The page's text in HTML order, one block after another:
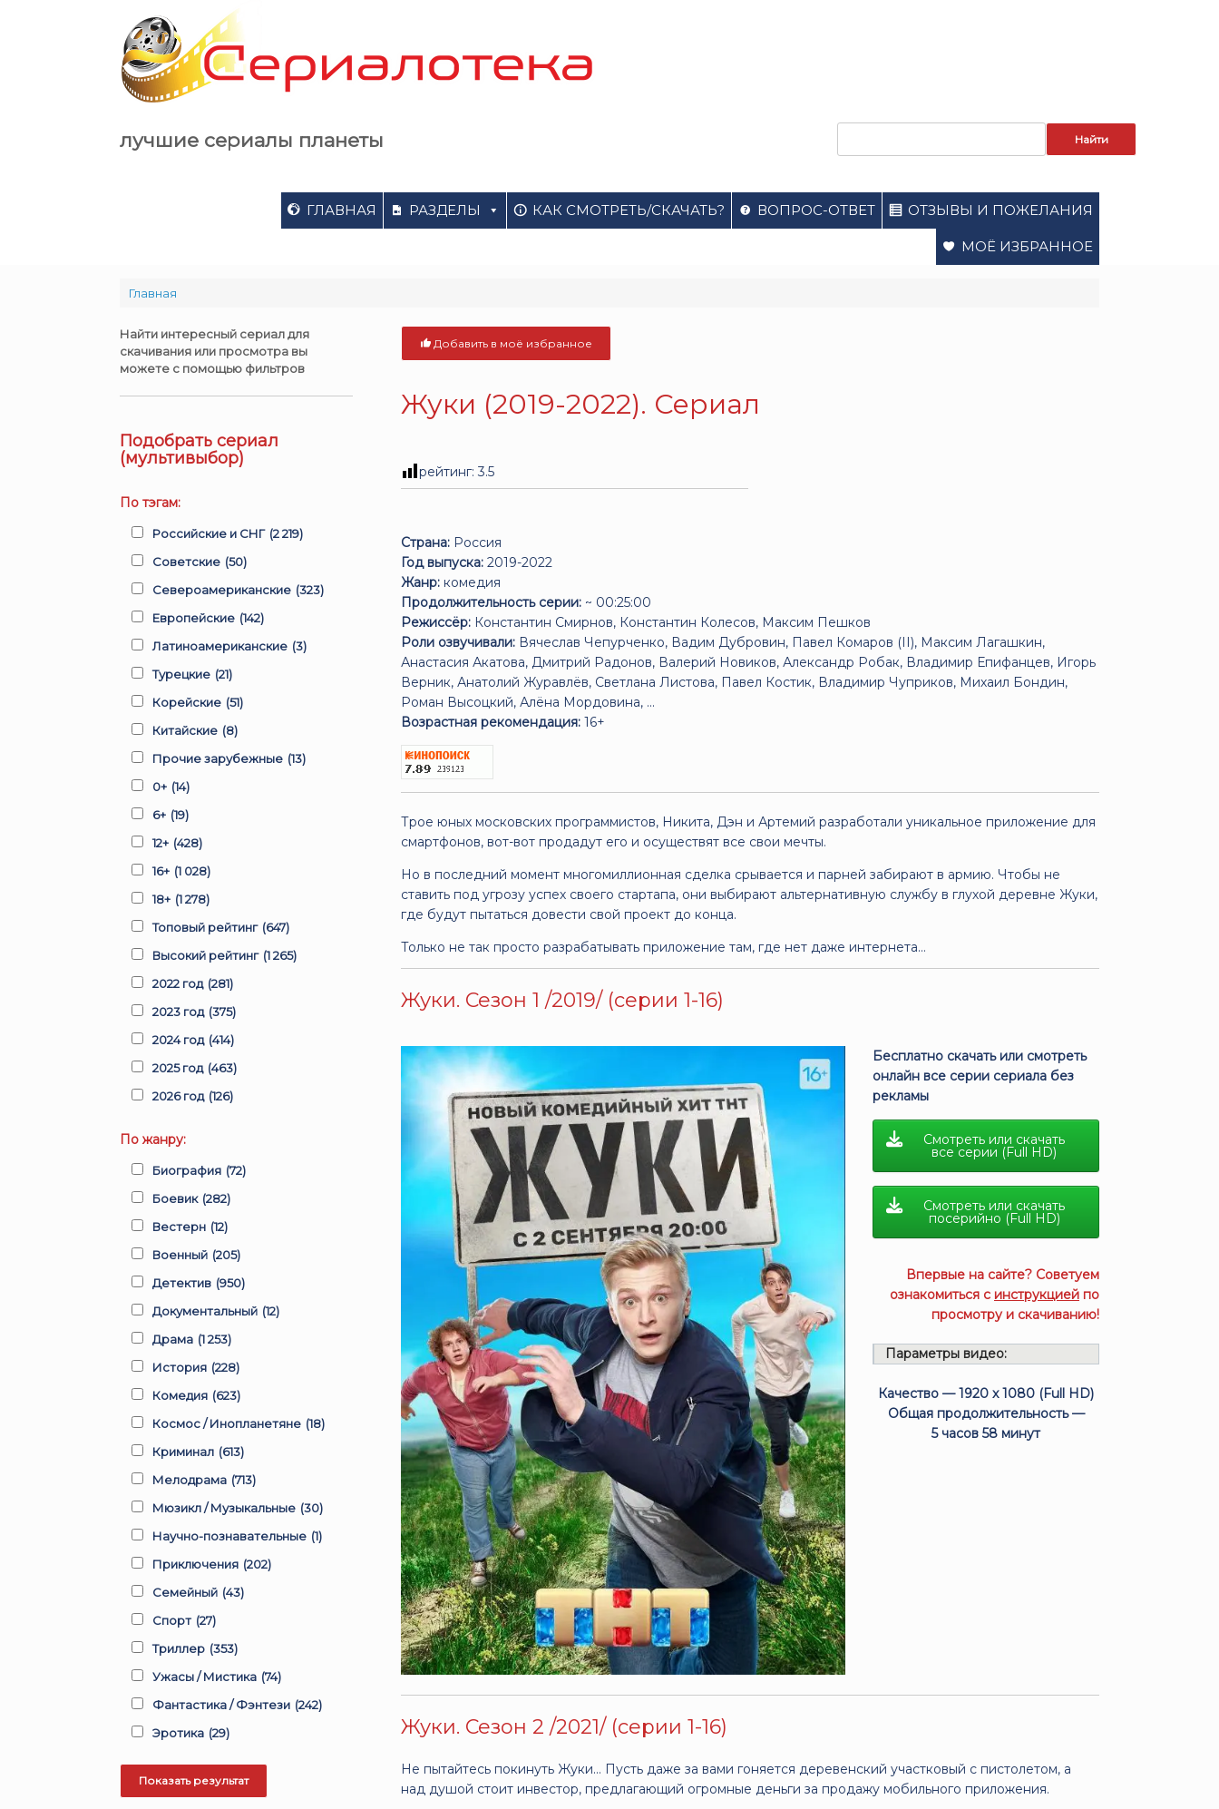
лучшие сериалы планеты
ГЛАВНАЯ РАЗДЕЛЫ КАК СМОТРЕТЬ/СКАЧАТЬ? ВОПРОС-ОТВЕТ ОТЗЫВЫ И ПОЖЕЛАНИЯ
МОЁ ИЗБРАННОЕ
Главная
Добавить в моё избранное
Жуки (2019-2022). Сериал
рейтинг:3.5
Страна: Россия
Год выпуска: 2019-2022
Жанр: комедия
Продолжительность серии: ~ 00:25:00
Режиссёр: Константин Смирнов, Константин Колесов, Максим Пешков
Роли озвучивали: Вячеслав Чепурченко, Вадим Дубровин, Павел Комаров (II), Максим Лагашкин,
Анастасия Акатова, Дмитрий Радонов, Валерий Новиков, Александр Робак, Владимир Епифанцев, Игорь
Верник, Анатолий Журавлёв, Светлана Листова, Павел Костик, Владимир Чуприков, Михаил Бондин,
Роман Высоцкий, Алёна Мордовина, ...
Возрастная рекомендация: 16+
Трое юных московских программистов, Никита, Дэн и Артемий разработали уникальное приложение для
смартфонов, вот-вот продадут его и осуществят все свои мечты.
Но в последний момент многомиллионная сделка срывается и парней забирают в армию. Чтобы не
ставить под угрозу успех своего стартапа, они выбирают альтернативную службу в глухой деревне Жуки,
где будут пытаться довести свой проект до конца.
Только не так просто разрабатывать приложение там, где нет даже интернета…
Жуки. Сезон 1 /2019/ (серии 1-16)
Бесплатно скачать или смотреть
онлайн все серии сериала без
рекламы
Смотреть или скачать
все серии (Full HD)
Смотреть или скачать
посерийно (Full HD)
Впервые на сайте? Советуем
ознакомиться с инструкцией по
просмотру и скачиванию!
Параметры видео:
Качество — 1920 x 1080 (Full HD)
Общая продолжительность —
5 часов 58 минут
Жуки. Сезон 2 /2021/ (серии 1-16)
Не пытайтесь покинуть Жуки… Пусть даже за вами гоняется деревенский участковый с пистолетом, а
над душой стоит инвестор, предлагающий огромные деньги за продажу мобильного приложения.
Найти интересный сериал для
скачивания или просмотра вы
можете с помощью фильтров
Подобрать сериал
(мультивыбор)
По тэгам:
Российские и СНГ (2 219)
Советские (50)
Североамериканские (323)
Европейские (142)
Латиноамериканские (3)
Турецкие (21)
Корейские (51)
Китайские (8)
Прочие зарубежные (13)
0+ (14)
6+ (19)
12+ (428)
16+ (1 028)
18+ (1 278)
Топовый рейтинг (647)
Высокий рейтинг (1 265)
2022 год (281)
2023 год (375)
2024 год (414)
2025 год (463)
2026 год (126)
По жанру:
Биография (72)
Боевик (282)
Вестерн (12)
Военный (205)
Детектив (950)
Документальный (12)
Драма (1 253)
История (228)
Комедия (623)
Космос / Инопланетяне (18)
Криминал (613)
Мелодрама (713)
Мюзикл / Музыкальные (30)
Научно-познавательные (1)
Приключения (202)
Семейный (43)
Спорт (27)
Триллер (353)
Ужасы / Мистика (74)
Фантастика / Фэнтези (242)
Эротика (29)